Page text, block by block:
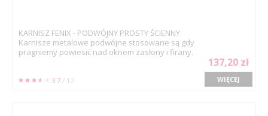
KARNISZ FENIX - PODWÓJNY PROSTY ŚCIENNY
Karnisze metalowe podwójne stosowane są gdy
pragniemy powiesić nad oknem zasłony i firany.
3.7 / 12
137,20 zł
WIĘCEJ